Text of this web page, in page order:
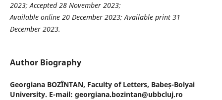
2023; Accepted28 November 2023;
Available online 20 December 2023; Available print 31
December 2023.
Author Biography
Georgiana BOZÎNTAN, Faculty of Letters, Babeș-Bolyai
University. E-mail: georgiana.bozintan@ubbcluj.ro